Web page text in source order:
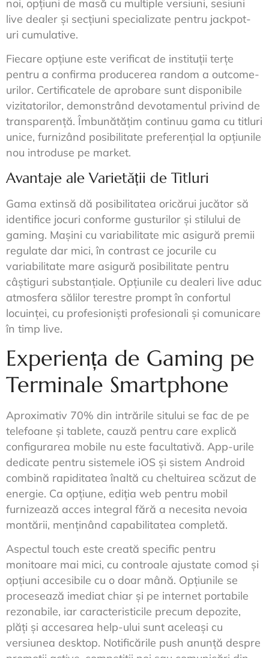
noi, opțiuni de masă cu multiple versiuni, sesiuni
live dealer și secțiuni specializate pentru jackpot-
uri cumulative.
Fiecare opțiune este verificat de instituții terțe
pentru a confirma producerea random a outcome-
urilor. Certificatele de aprobare sunt disponibile
vizitatorilor, demonstrând devotamentul privind de
transparență. Îmbunătățim continuu gama cu titluri
unice, furnizând posibilitate preferențial la opțiunile
nou introduse pe market.
Avantaje ale Varietății de Titluri
Gama extinsă dă posibilitatea oricărui jucător să
identifice jocuri conforme gusturilor și stilului de
gaming. Mașini cu variabilitate mic asigură premii
regulate dar mici, în contrast ce jocurile cu
variabilitate mare asigură posibilitate pentru
câștiguri substanțiale. Opțiunile cu dealeri live aduc
atmosfera sălilor terestre prompt în confortul
locuinței, cu profesioniști profesionali și comunicare
în timp live.
Experiența de Gaming pe
Terminale Smartphone
Aproximativ 70% din intrările sitului se fac de pe
telefoane și tablete, cauză pentru care explică
configurarea mobile nu este facultativă. App-urile
dedicate pentru sistemele iOS și sistem Android
combină rapiditatea înaltă cu cheltuirea scăzut de
energie. Ca opțiune, ediția web pentru mobil
furnizează acces integral fără a necesita nevoia
montării, menținând capabilitatea completă.
Aspectul touch este creată specific pentru
monitoare mai mici, cu controale ajustate comod și
opțiuni accesibile cu o doar mână. Opțiunile se
procesează imediat chiar și pe internet portabile
rezonabile, iar caracteristicile precum depozite,
plăți și accesarea help-ului sunt aceleași cu
versiunea desktop. Notificările push anunță despre